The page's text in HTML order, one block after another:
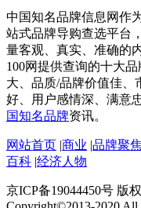
中国知名品牌信息网作
站式品牌导购查选平台
量客观、真实、准确的
100网提供查询的十大
大、品质/品牌价值佳、
好、用户感情深、满意
国知名品牌资讯。
网站首页 |商业 |品牌聚焦
百科 |经济人物
京ICP备19044450号 版